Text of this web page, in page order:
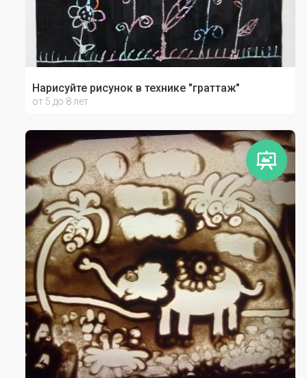
Нарисуйте рисунок в технике "граттаж"
от 5 до 8 лет